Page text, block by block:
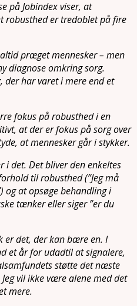
på Jobindex viser, at
robusthed er tredoblet på fire
præget mennesker – men
diagnose omkring sorg.
der har varet i mere end et
fokus på robusthed i en
at der er fokus på sorg over
at mennesker går i stykker.
i det. Det bliver den enkeltes
til robusthed (”Jeg må
og at opsøge behandling i
tænker eller siger ”er du
det, der kan bære en. I
et år for udadtil at signalere,
støtte det næste
vil ikke være alene med det
mere.